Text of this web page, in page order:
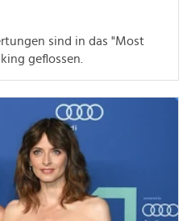
sind in das "Most
geflossen.